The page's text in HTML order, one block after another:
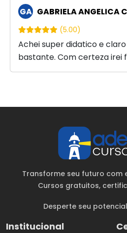
GA GABRIELA ANGELICA
(5.00)
Achei super didatico e
bastante. Com certeza irei
Transforme seu futuro com
Cursos gratuitos,
Desperte seu
Institucional